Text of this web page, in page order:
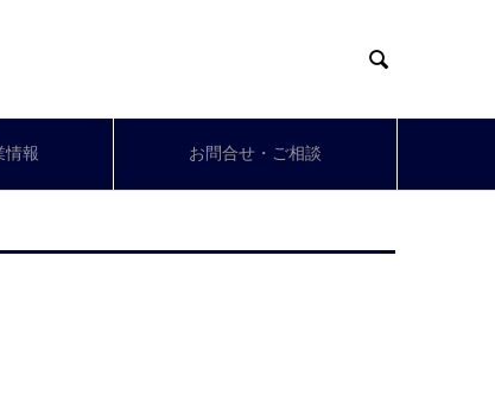

情報 お問合せ・ご相談